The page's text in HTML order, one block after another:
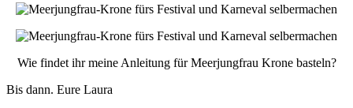
Wie findet ihr meine Anleitung für Meerjungfrau Krone basteln?
Bis dann. Eure Laura